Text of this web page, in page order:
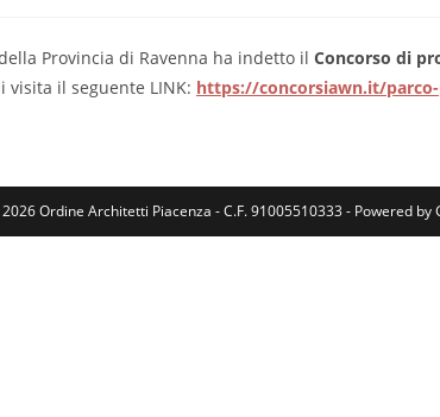
Provincia di Ravenna ha indetto il Concorso di
il seguente LINK: https://concorsiawn.it/
Ordine Architetti Piacenza - C.F. 91005510333 - Powered by